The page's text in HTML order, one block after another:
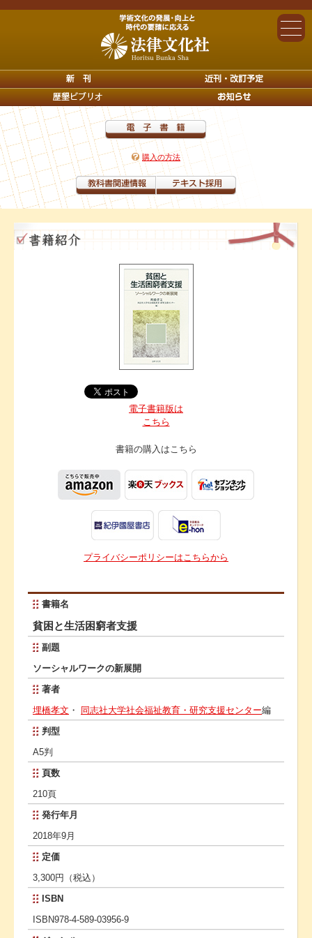
購入の方法
電子書籍版は
こちら
書籍の購入はこちら
プライバシーポリシーはこちらから
書籍名
貧困と生活困窮者支援
副題
ソーシャルワークの新展開
著者
埋橋孝文 ・ 同志社大学社会福祉教育・研究支援センター編
判型
A5判
頁数
210頁
発行年月
2018年9月
定価
3,300円（税込）
ISBN
ISBN978-4-589-03956-9